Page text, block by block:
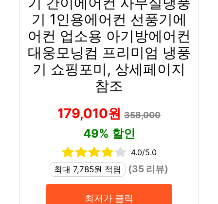
기 1인용에어컨 선풍기에
어컨 업소용 아기방에어컨
대웅모닝컴 프리미엄 냉풍
기 쇼핑포미, 상세페이지
참조
179,010원 358,000
49% 할인
4.0/5.0
최대 7,785원 적립
(35 리뷰)
최저가 클릭